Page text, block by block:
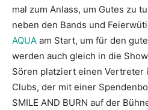
mal zum Anlass, um Gutes zu
neben den Bands und
AQUA am Start, um für den
werden auch gleich in die
Sören platziert einen Vertreter
Clubs, der mit einer
SMILE AND BURN auf der